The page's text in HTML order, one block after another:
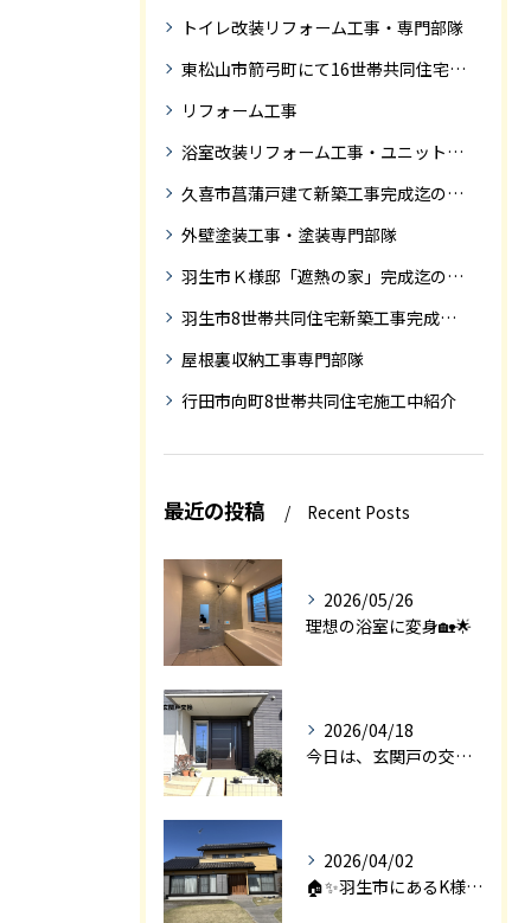
トイレ改装リフォーム工事・専門部隊
東松山市箭弓町にて16世帯共同住宅新築工事完成迄の紹介です。
リフォーム工事
浴室改装リフォーム工事・ユニットバス専門部隊
久喜市菖蒲戸建て新築工事完成迄の紹介
外壁塗装工事・塗装専門部隊
羽生市Ｋ様邸「遮熱の家」完成迄の紹介です
羽生市8世帯共同住宅新築工事完成迄の紹介
屋根裏収納工事専門部隊
行田市向町8世帯共同住宅施工中紹介
最近の投稿 Recent Posts
2026/05/26
理想の浴室に変身🏡🌟
2026/04/18
今日は、玄関戸の交換工事をご紹介します🚪✨。
2026/04/02
🏠✨羽生市にあるK様邸は、2008年に㈱エアロックで新築され...